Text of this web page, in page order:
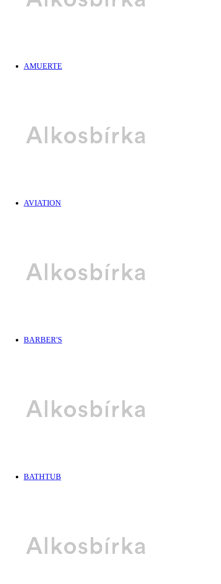
AMUERTE
AVIATION
BARBER'S
BATHTUB